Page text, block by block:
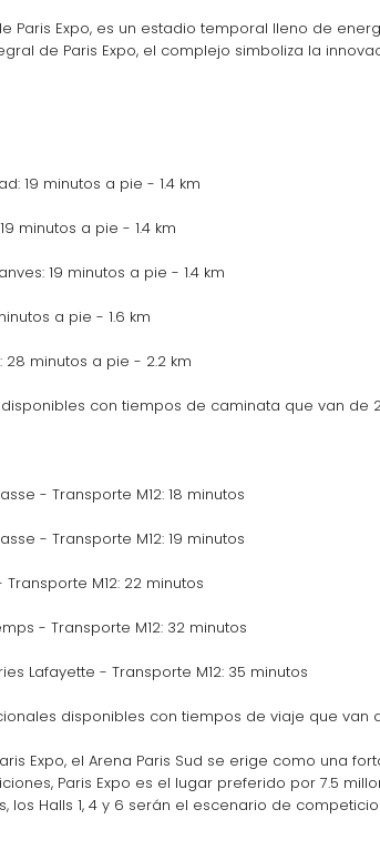
Paris Expo, es un estadio temporal lleno de
de Paris Expo, el complejo simboliza la
19 minutos a pie - 1.4 km
minutos a pie - 1.4 km
19 minutos a pie - 1.4 km
a pie - 1.6 km
28 minutos a pie - 2.2 km
con tiempos de caminata que van de
- Transporte M12: 18 minutos
- Transporte M12: 19 minutos
M12: 22 minutos
- Transporte M12: 32 minutos
Lafayette - Transporte M12: 35 minutos
disponibles con tiempos de viaje que van
Expo, el Arena Paris Sud se erige como una
Paris Expo es el lugar preferido por 7.5
los Halls 1, 4 y 6 serán el escenario de